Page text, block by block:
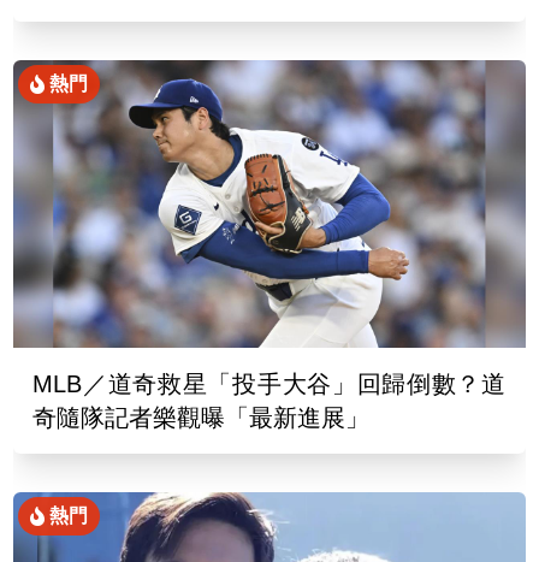
熱門
MLB／道奇救星「投手大谷」回歸倒數？道
奇隨隊記者樂觀曝「最新進展」
熱門